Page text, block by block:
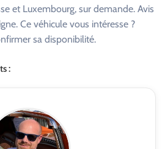
et Luxembourg, sur demande. Avis
Ce véhicule vous intéresse ?
sa disponibilité.
: